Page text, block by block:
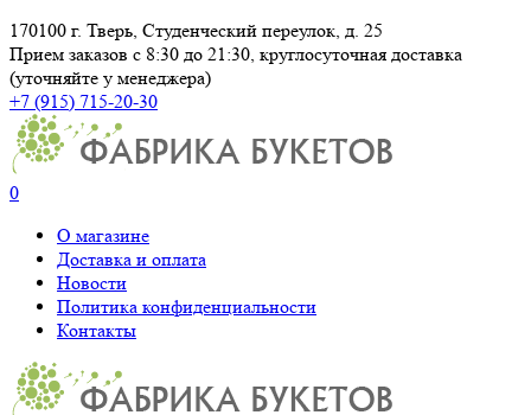
170100 г. Тверь, Студенческий переулок, д. 25
Прием заказов с 8:30 до 21:30, круглосуточная доставка
(уточняйте у менеджера)
+7 (915) 715-20-30
0
О магазине
Доставка и оплата
Новости
Политика конфиденциальности
Контакты